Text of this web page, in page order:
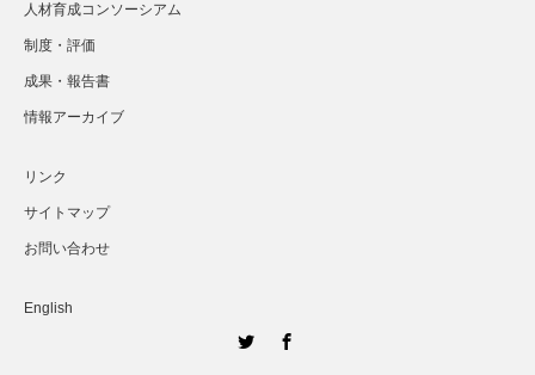
人材育成コンソーシアム
制度・評価
成果・報告書
情報アーカイブ
リンク
サイトマップ
お問い合わせ
English